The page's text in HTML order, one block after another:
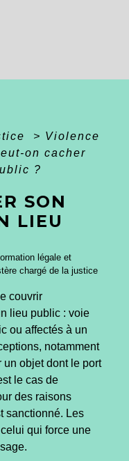
> Violence
on cacher
?
SON
LIEU
légale et
chargé de la justice
couvrir
lieu public : voie
ou affectés à un
notamment
un objet dont le port
le cas de
des raisons
sanctionné. Les
qui force une